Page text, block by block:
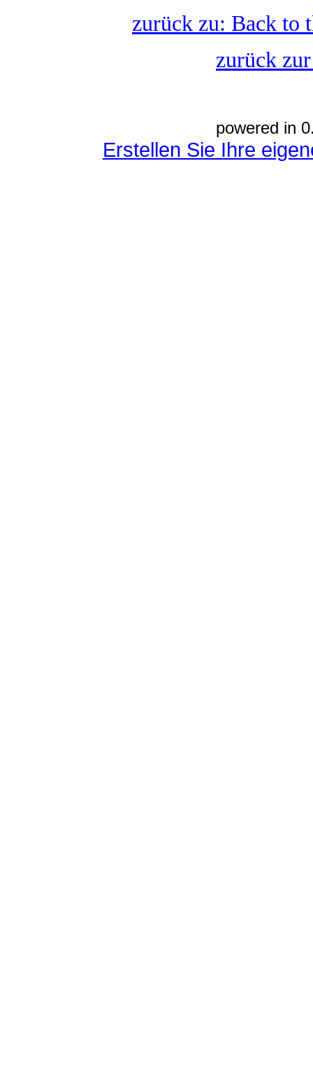
zurück zu: Back to
zurück
powered in
Erstellen Sie Ihre